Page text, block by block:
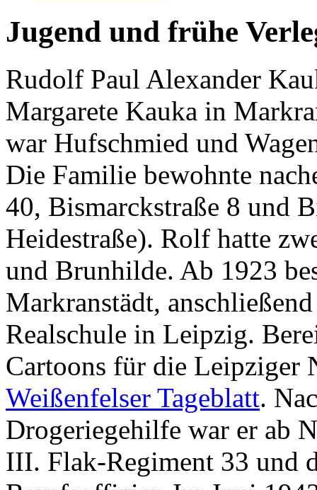
Jugend und frühe
Rudolf Paul Alexander
Margarete Kauka in
war Hufschmied und
Die Familie bewohnte
40, Bismarckstraße 8 und
Heidestraße). Rolf hatte
und Brunhilde. Ab 1923
Markranstädt,
Realschule in Leipzig.
Cartoons für die Leipziger
Weißenfelser Tageblatt.
Drogeriegehilfe war er ab
III. Flak-Regiment 33 und